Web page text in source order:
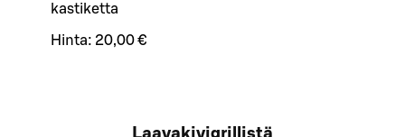
kastiketta
Hinta: 20,00 €